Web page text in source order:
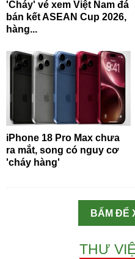
'Cháy' vé xem Việt Nam đá
bán kết ASEAN Cup 2026,
hàng...
iPhone 18 Pro Max chưa
ra mắt, song có nguy cơ
'cháy hàng'
BẤM ĐỂ
THƯ